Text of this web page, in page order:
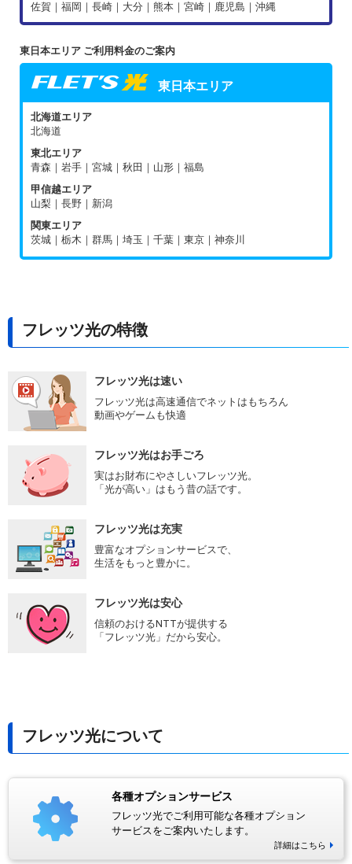
佐賀｜福岡｜長崎｜大分｜熊本｜宮崎｜鹿児島｜沖縄
東日本エリア ご利用料金のご案内
東日本エリア
北海道エリア
北海道
東北エリア
青森｜岩手｜宮城｜秋田｜山形｜福島
甲信越エリア
山梨｜長野｜新潟
関東エリア
茨城｜栃木｜群馬｜埼玉｜千葉｜東京｜神奈川
フレッツ光の特徴
フレッツ光は速い
フレッツ光は高速通信でネットはもちろん
動画やゲームも快適
フレッツ光はお手ごろ
実はお財布にやさしいフレッツ光。
「光が高い」はもう昔の話です。
フレッツ光は充実
豊富なオプションサービスで、
生活をもっと豊かに。
フレッツ光は安心
信頼のおけるNTTが提供する
「フレッツ光」だから安心。
フレッツ光について
各種オプションサービス
フレッツ光でご利用可能な各種オプション
サービスをご案内いたします。
詳細はこちら